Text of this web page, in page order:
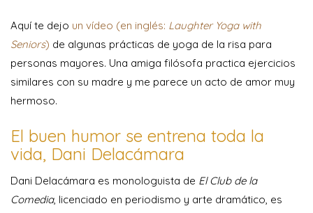
Aquí te dejo un vídeo (en inglés: Laughter Yoga with
Seniors) de algunas prácticas de yoga de la risa para
personas mayores. Una amiga filósofa practica ejercicios
similares con su madre y me parece un acto de amor muy
hermoso.
El buen humor se entrena toda la
vida, Dani Delacámara
Dani Delacámara es monologuista de El Club de la
Comedia, licenciado en periodismo y arte dramático, es